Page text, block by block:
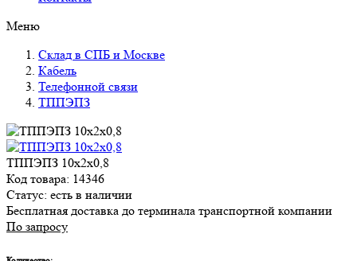
Меню
Склад в СПБ и Москве
Кабель
Телефонной связи
ТППЭПЗ
ТППЭПЗ 10х2х0,8
Код товара: 14346
Статус: есть в наличии
Бесплатная доставка до терминала транспортной компании
По запросу